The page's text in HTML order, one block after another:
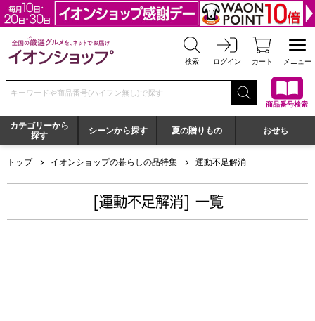
全国の厳選グルメを、ネットでお届け イオンショップ
検索 ログイン カート メニュー
検索キーワードまたは商品番号を入力してください
商品番号検索
カテゴリーから
探す
シーンから探す 夏の贈りもの おせち
トップ イオンショップの暮らしの品特集 運動不足解消
[運動不足解消] 一覧